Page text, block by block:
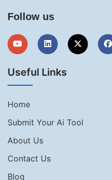
Follow us
Useful Links
Home
Submit Your Ai Tool
About Us
Contact Us
Blog